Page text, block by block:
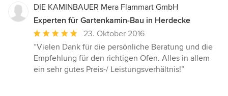
DIE KAMINBAUER Mera Flammart GmbH
Experten für Gartenkamin-Bau in Herdecke
Durchschnittliche
Bewertung:
5
von
23. Oktober 2016
“Vielen Dank für die persönliche Beratung und die
Empfehlung für den richtigen Ofen. Alles in allem
ein sehr gutes Preis-/ Leistungsverhältnis!”